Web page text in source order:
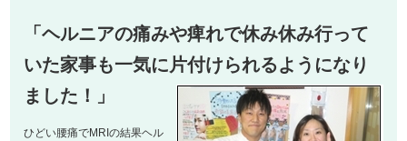
「ヘルニアの痛みや痺れで休み休み行って
いた家事も一気に片付けられるようになり
ました！」
ひどい腰痛でMRIの結果ヘル